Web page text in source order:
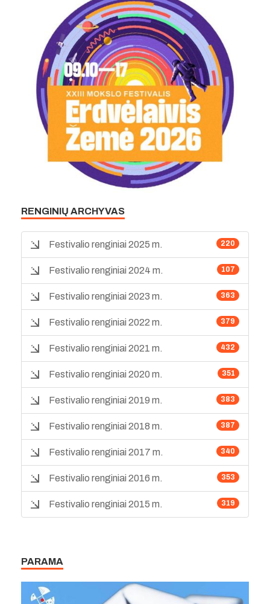
RENGINIŲ ARCHYVAS
220
Festivalio renginiai 2025 m.
107
Festivalio renginiai 2024 m.
363
Festivalio renginiai 2023 m.
379
Festivalio renginiai 2022 m.
432
Festivalio renginiai 2021 m.
351
Festivalio renginiai 2020 m.
383
Festivalio renginiai 2019 m.
387
Festivalio renginiai 2018 m.
340
Festivalio renginiai 2017 m.
353
Festivalio renginiai 2016 m.
319
Festivalio renginiai 2015 m.
PARAMA